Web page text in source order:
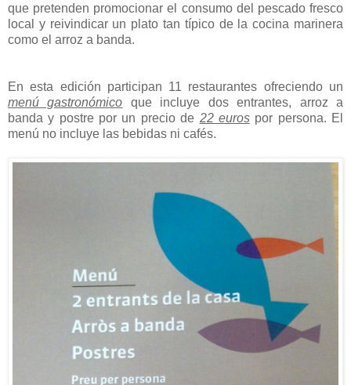
que pretenden promocionar el consumo del pescado fresco
local y reivindicar un plato tan típico de la cocina marinera
como el arroz a banda.
En esta edición participan 11 restaurantes ofreciendo un
menú gastronómico que incluye dos entrantes, arroz a
banda y postre por un precio de 22 eurospor persona. El
menú no incluye las bebidas ni cafés.